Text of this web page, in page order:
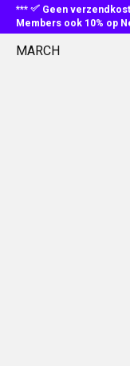
***
Geen
Members ook 10% op
MARCH